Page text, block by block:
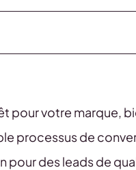
pour votre marque,
processus de
pour des leads de